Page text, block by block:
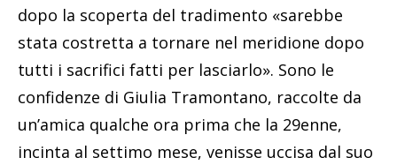
dopo la scoperta del tradimento «sarebbe
stata costretta a tornare nel meridione dopo
tutti i sacrifici fatti per lasciarlo». Sono le
confidenze di Giulia Tramontano, raccolte da
un’amica qualche ora prima che la 29enne,
incinta al settimo mese, venisse uccisa dal suo